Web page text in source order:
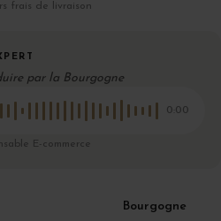
frais de livraison
par la Bourgogne
0:00
E-commerce
Bourgogne